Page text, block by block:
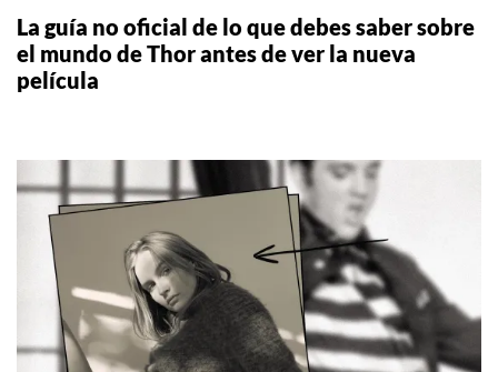
La guía no oficial de lo que debes saber sobre
el mundo de Thor antes de ver la nueva
película